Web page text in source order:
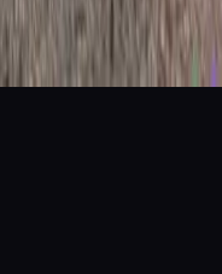
reservados.